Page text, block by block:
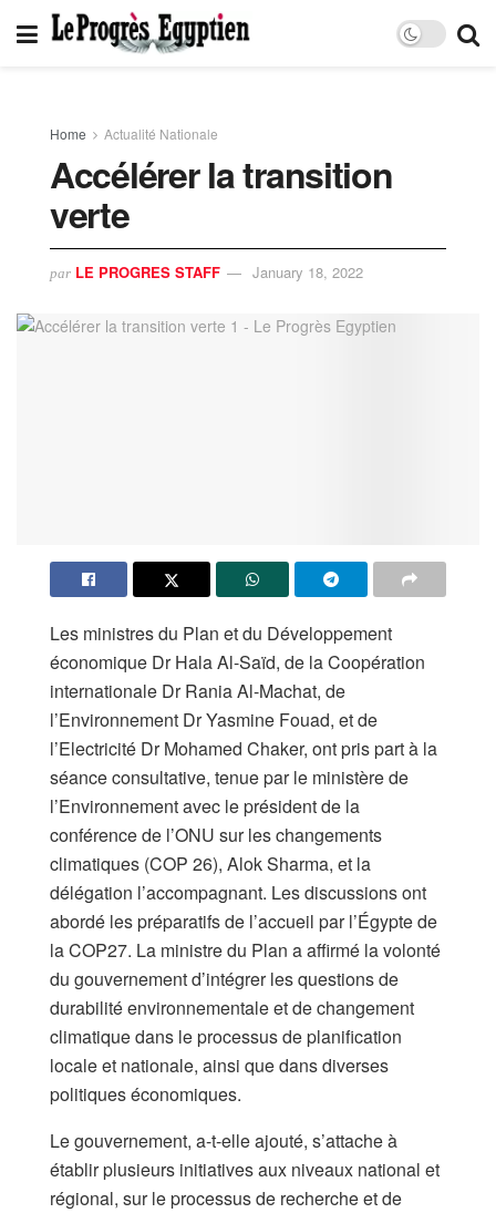
Home Actualité Nationale
Accélérer la transition
verte
par LE PROGRES STAFF January 18, 2022
Les ministres du Plan et du Développement
économique Dr Hala Al-Saïd, de la Coopération
internationale Dr Rania Al-Machat, de
l’Environnement Dr Yasmine Fouad, et de
l’Electricité Dr Mohamed Chaker, ont pris part à la
séance consultative, tenue par le ministère de
l’Environnement avec le président de la
conférence de l’ONU sur les changements
climatiques (COP 26), Alok Sharma, et la
délégation l’accompagnant. Les discussions ont
abordé les préparatifs de l’accueil par l’Égypte de
la COP27. La ministre du Plan a affirmé la volonté
du gouvernement d’intégrer les questions de
durabilité environnementale et de changement
climatique dans le processus de planification
locale et nationale, ainsi que dans diverses
politiques économiques.
Le gouvernement, a-t-elle ajouté, s’attache à
établir plusieurs initiatives aux niveaux national et
régional, sur le processus de recherche et de